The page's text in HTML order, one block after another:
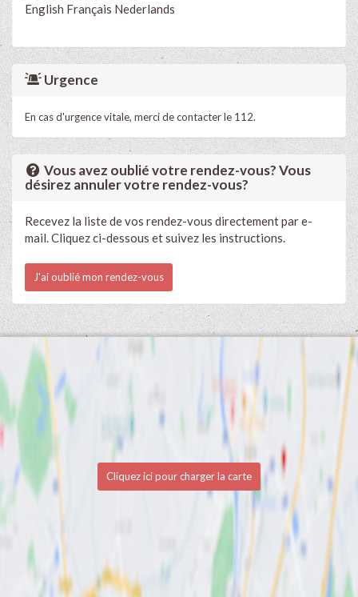
English Français Nederlands
Urgence
En cas d'urgence vitale, merci de contacter le 112.
Vous avez oublié votre rendez-vous? Vous
désirez annuler votre rendez-vous?
Recevez la liste de vos rendez-vous directement par e-
mail. Cliquez ci-dessous et suivez les instructions.
J'ai oublié mon rendez-vous
Cliquez ici pour charger la carte